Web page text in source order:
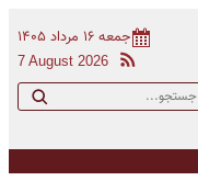
جمعه ۱۶ مرداد ۱۴۰۵
7 August 2026